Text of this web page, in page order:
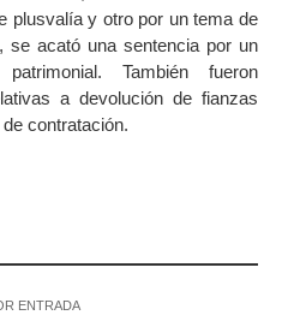
plusvalía y otro por un tema de
se acató una sentencia por un
También fueron
a devolución de fianzas
contratación.
ENTRADA